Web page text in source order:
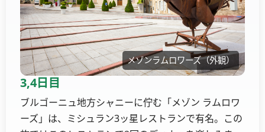
メゾンラムロワーズ（外観）
3,4日目
ブルゴーニュ地方シャニーに佇む「メゾン ラムロワ
ーズ」は、ミシュラン3ッ星レストランで有名。この